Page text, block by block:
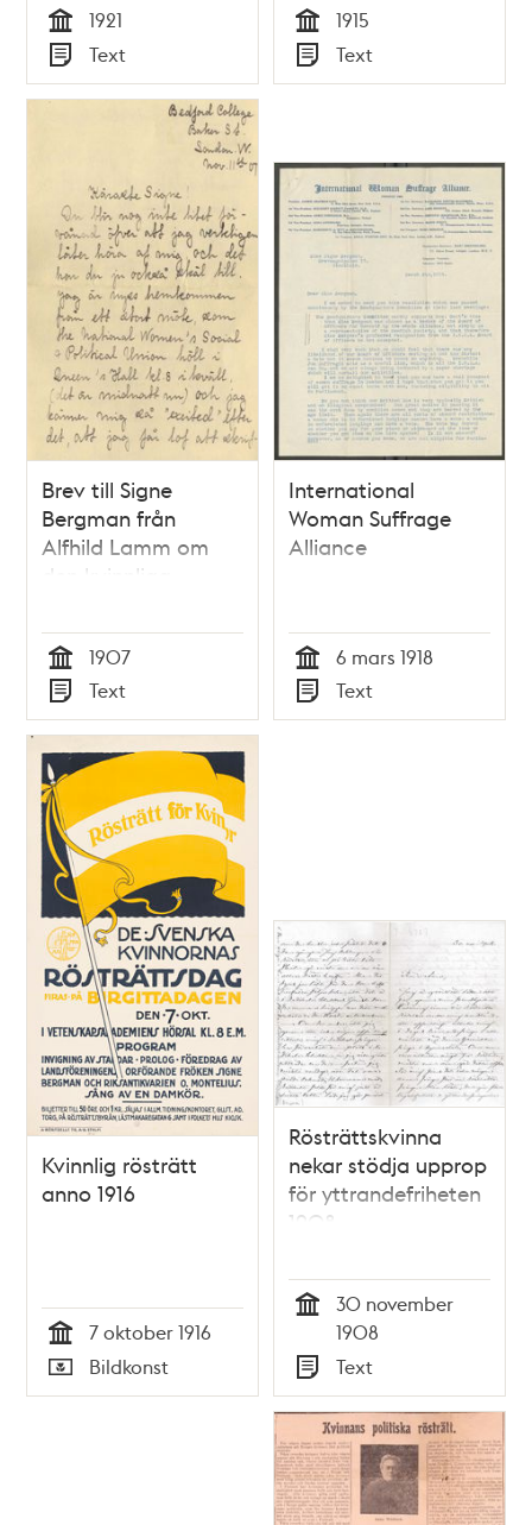
Tid
1921
Typ
Text Tid
1915
Typ
Text
Brev till Signe
Bergman från
Alfhild Lamm om
den kvinnliga
Storbritannien -
1907
Tid
1907
Typ
Text
International
Woman Suffrage
Alliance
Tid
6 mars 1918
Typ
Text
Kvinnlig rösträtt
anno 1916
Tid
7 oktober 1916
Typ
Bildkonst
Rösträttskvinna
nekar stödja upprop
för yttrandefriheten
1908
30 november
1908
Typ
Text